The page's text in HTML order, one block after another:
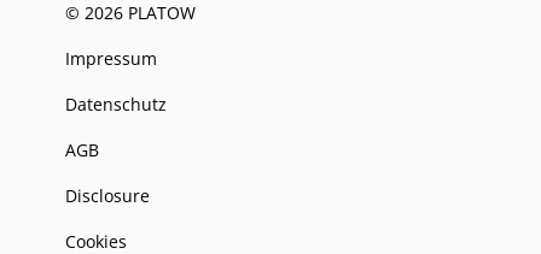
© 2026 PLATOW
Impressum
Datenschutz
AGB
Disclosure
Cookies